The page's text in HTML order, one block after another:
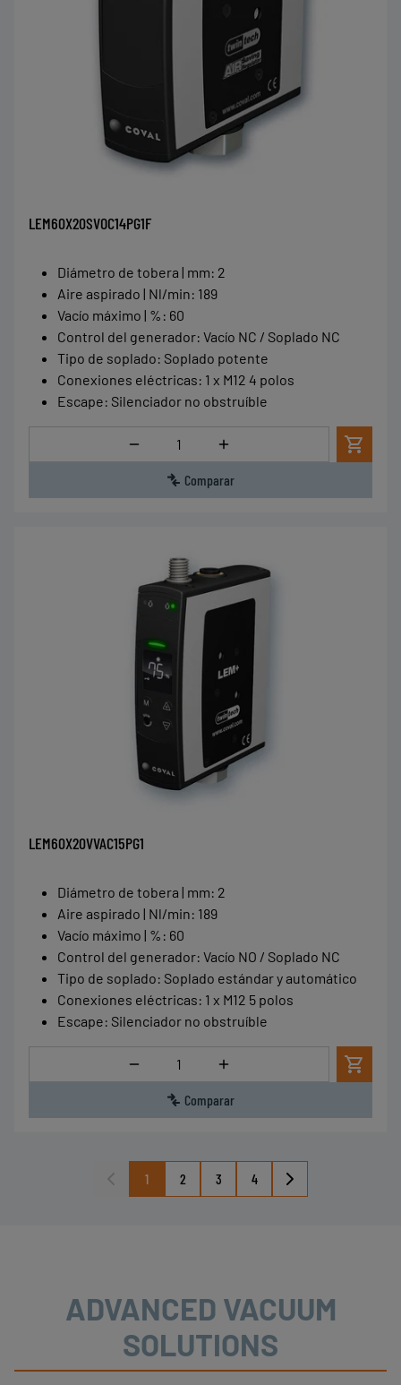
LEM60X20SVOC14PG1F
Diámetro de tobera | mm: 2
Aire aspirado | Nl/min: 189
Vacío máximo | % : 60
Control del generador: Vacío NC / Soplado NC
Tipo de soplado: Soplado potente
Conexiones eléctricas: 1 x M12 4 polos
Escape: Silenciador no obstruíble
Cantidad
Comparar
LEM60X20VVAC15PG1
Diámetro de tobera | mm: 2
Aire aspirado | Nl/min: 189
Vacío máximo | % : 60
Control del generador: Vacío NO / Soplado NC
Tipo de soplado: Soplado estándar y automático
Conexiones eléctricas: 1 x M12 5 polos
Escape: Silenciador no obstruíble
Cantidad
Comparar
1 2 3 4
ADVANCED VACUUM
SOLUTIONS